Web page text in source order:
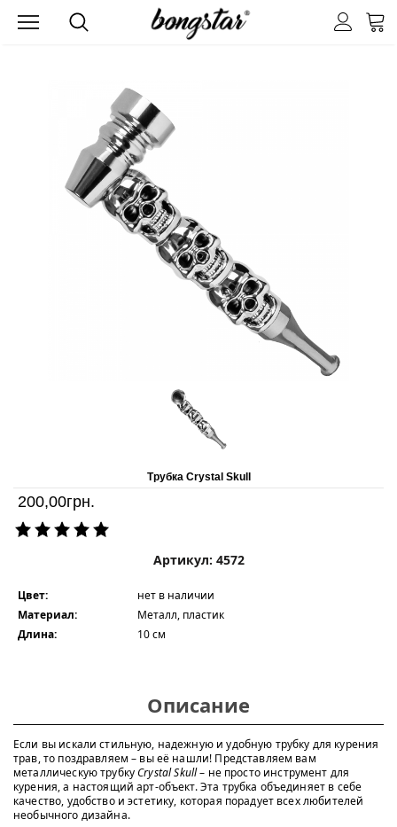
Трубка Crystal Skull
200,00грн.
Артикул: 4572
Цвет:
нет в наличии
Материал:
Металл, пластик
Длина:
10 см
Описание
Если вы искали стильную, надежную и удобную трубку для курения
трав, то поздравляем – вы её нашли! Представляем вам
металлическую трубкуCrystal Skull– не просто инструмент для
курения, а настоящий арт-объект. Эта трубка объединяет в себе
качество, удобство и эстетику, которая порадует всех любителей
необычного дизайна.